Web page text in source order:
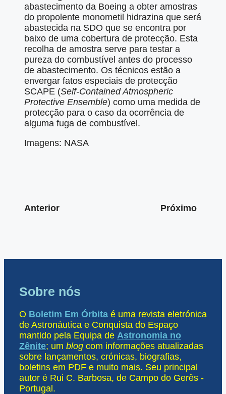
abastecimento da Boeing a obter amostras
do propolente monometil hidrazina que será
abastecida na SDO que se encontra por
baixo de uma cobertura de protecção. Esta
recolha de amostra serve para testar a
pureza do combustível antes do processo
de abastecimento. Os técnicos estão a
envergar fatos especiais de protecção
SCAPE (Self-Contained Atmospheric
Protective Ensemble) como uma medida de
protecção para o caso da ocorrência de
alguma fuga de combustível.
Imagens: NASA
Anterior Próximo
Sobre nós
O Boletim Em Órbita é uma revista eletrónica
de Astronáutica e Conquista do Espaço
mantido pela Equipa de Astronomia no
Zênite; um blog com informações atualizadas
sobre lançamentos, crónicas, biografias,
boletins em PDF e muito mais. Seu principal
autor é Rui C. Barbosa, de Campo do Gerês -
Portugal.